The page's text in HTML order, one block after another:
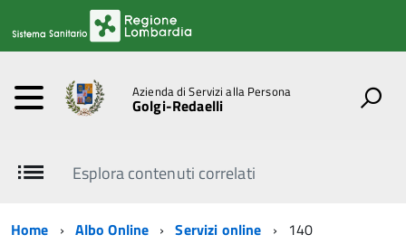
Azienda di Servizi alla Persona
Golgi-Redaelli
Esplora contenuti correlati
Home Albo Online Servizi online 140